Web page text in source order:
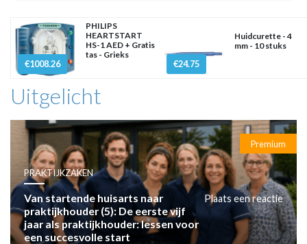
€1008.26
PHILIPS
HEARTSTART
HS-1 AED + Gratis
tas - Grieks
€24.75
Huidcurette - 4
mm - 10 stuks
Uitgelicht
Premium
PRAKTIJKZAKEN
Van startende huisarts naar
praktijkhouder (5): De eerste vijf
jaar als praktijkhouder: lessen voor
een succesvolle start
Plaats een reactie